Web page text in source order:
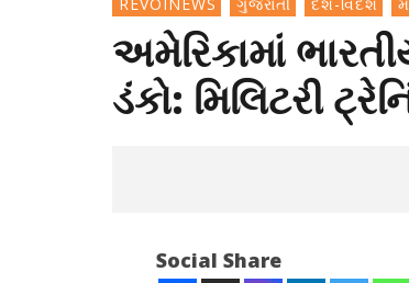
અમેરિકામાં
ડંકો: મિલિટરી
Social Share